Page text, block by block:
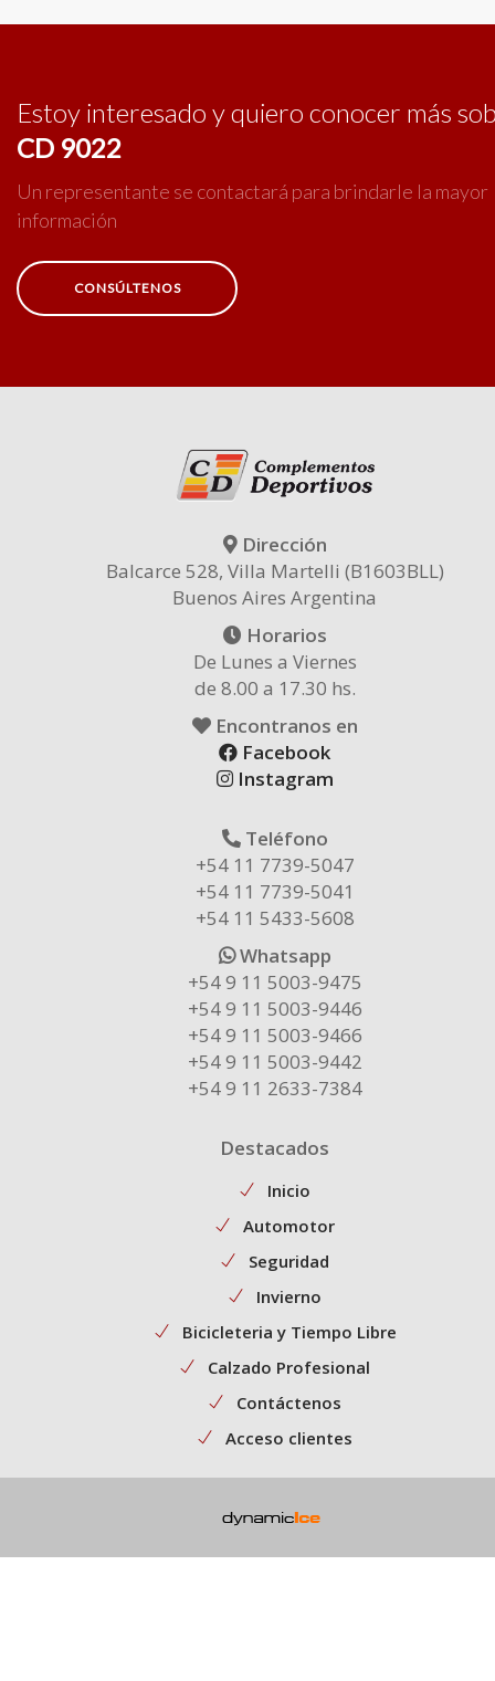
Estoy interesado y quiero conocer más
CD 9022
Un representante se contactará para brindarle la mayor
información
CONSÚLTENOS
Dirección
Balcarce 528, Villa Martelli (B1603BLL)
Buenos Aires Argentina
Horarios
De Lunes a Viernes
de 8.00 a 17.30 hs.
Encontranos en
Facebook
Instagram
Teléfono
+54 11 7739-5047
+54 11 7739-5041
+54 11 5433-5608
Whatsapp
+54 9 11 5003-9475
+54 9 11 5003-9446
+54 9 11 5003-9466
+54 9 11 5003-9442
+54 9 11 2633-7384
Destacados
Inicio
Automotor
Seguridad
Invierno
Bicicleteria y Tiempo Libre
Calzado Profesional
Contáctenos
Acceso clientes